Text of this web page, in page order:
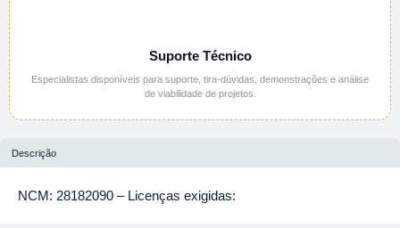
Suporte Técnico
Especialistas disponíveis para suporte, tira-dúvidas, demonstrações e análise
de viabilidade de projetos.
Descrição
NCM: 28182090 – Licenças exigidas: